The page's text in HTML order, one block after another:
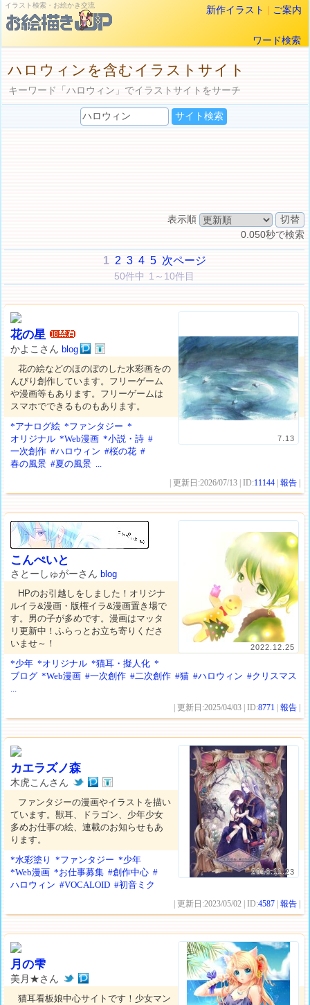
イラスト検索・お絵かき交流 新作イラスト | ご案内
ワード検索
ハロウィンを含むイラストサイト
キーワード「ハロウィン」でイラストサイトをサーチ
表示順
0.050秒で検索
1 2 3 4 5 次ページ
50件中 1～10件目
7.13
花の星
かよこさんblog
花の絵などのほのぼのした水彩画をの
んびり創作しています。フリーゲーム
や漫画等もあります。フリーゲームは
スマホでできるものもあります。
*アナログ絵 *ファンタジー *
オリジナル *Web漫画 *小説・詩 #
一次創作 #ハロウィン #桜の花 #
春の風景 #夏の風景 ...
| 更新日:2026/07/13 | ID:11144 |報告
2022.12.25
こんぺいと
さとーしゅがーさんblog
HPのお引越しをしました！オリジナ
ルイラ&漫画・版権イラ&漫画置き場で
す。男の子が多めです。漫画はマッタ
リ更新中！ふらっとお立ち寄りくださ
いませ～！
*少年 *オリジナル *猫耳・擬人化 *
ブログ *Web漫画 #一次創作 #二次創作 #猫 #ハロウィン #クリスマス
...
| 更新日:2025/04/03 | ID:8771 |報告
2016.11.23
カエラズノ森
木虎こんさん
ファンタジーの漫画やイラストを描い
ています。獣耳、ドラゴン、少年少女
多めお仕事の絵、連載のお知らせもあ
ります。
*水彩塗り
*ファンタジー *少年
*Web漫画 *お仕事募集 #創作中心 #
ハロウィン #VOCALOID #初音ミク
| 更新日:2023/05/02 | ID:4587 |報告
月の雫
美月★さん
猫耳看板娘中心サイトです！少女マン